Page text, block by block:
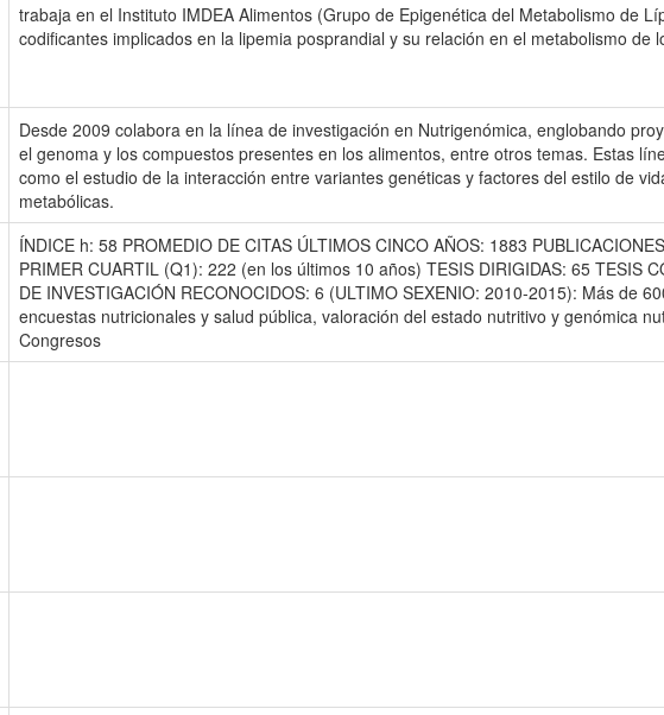
trabaja en el Instituto IMDEA Alimentos (Grupo de Epigenética del Metabolismo de
codificantes implicados en la lipemia posprandial y su relación en el metabolismo de
Desde 2009 colabora en la línea de investigación en Nutrigenómica, englobando
el genoma y los compuestos presentes en los alimentos, entre otros temas. Estas
como el estudio de la interacción entre variantes genéticas y factores del estilo de
metabólicas.
ÍNDICE h: 58 PROMEDIO DE CITAS ÚLTIMOS CINCO AÑOS: 1883
PRIMER CUARTIL (Q1): 222 (en los últimos 10 años) TESIS DIRIGIDAS: 65 TESIS
DE INVESTIGACIÓN RECONOCIDOS: 6 (ULTIMO SEXENIO: 2010-2015): Más de
encuestas nutricionales y salud pública, valoración del estado nutritivo y genómica
Congresos